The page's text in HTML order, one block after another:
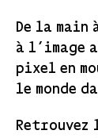
De la
à l’image
pixel en
le monde
Retrouvez